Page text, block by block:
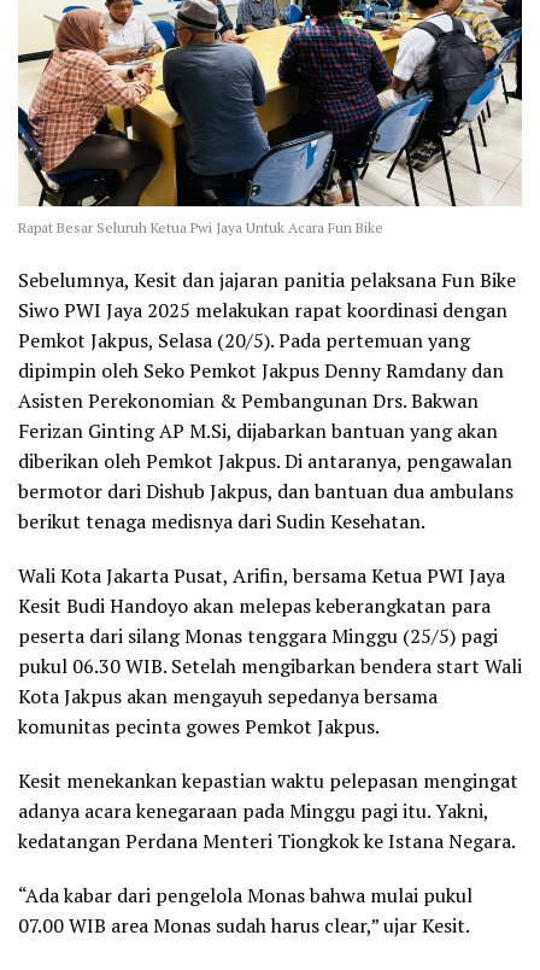
Rapat Besar Seluruh Ketua Pwi Jaya Untuk Acara Fun Bike
Sebelumnya, Kesit dan jajaran panitia pelaksana Fun Bike
Siwo PWI Jaya 2025 melakukan rapat koordinasi dengan
Pemkot Jakpus, Selasa (20/5). Pada pertemuan yang
dipimpin oleh Seko Pemkot Jakpus Denny Ramdany dan
Asisten Perekonomian & Pembangunan Drs. Bakwan
Ferizan Ginting AP M.Si, dijabarkan bantuan yang akan
diberikan oleh Pemkot Jakpus. Di antaranya, pengawalan
bermotor dari Dishub Jakpus, dan bantuan dua ambulans
berikut tenaga medisnya dari Sudin Kesehatan.
Wali Kota Jakarta Pusat, Arifin, bersama Ketua PWI Jaya
Kesit Budi Handoyo akan melepas keberangkatan para
peserta dari silang Monas tenggara Minggu (25/5) pagi
pukul 06.30 WIB. Setelah mengibarkan bendera start Wali
Kota Jakpus akan mengayuh sepedanya bersama
komunitas pecinta gowes Pemkot Jakpus.
Kesit menekankan kepastian waktu pelepasan mengingat
adanya acara kenegaraan pada Minggu pagi itu. Yakni,
kedatangan Perdana Menteri Tiongkok ke Istana Negara.
“Ada kabar dari pengelola Monas bahwa mulai pukul
07.00 WIB area Monas sudah harus clear,” ujar Kesit.